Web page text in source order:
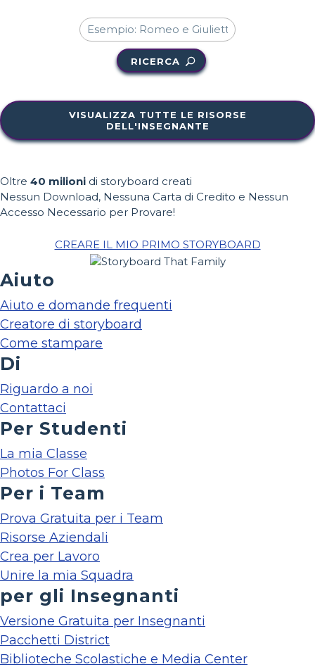
RICERCA
VISUALIZZA TUTTE LE RISORSE
DELL'INSEGNANTE
Oltre 40 milioni di storyboard creati
Nessun Download, Nessuna Carta di Credito e Nessun
Accesso Necessario per Provare!
CREARE IL MIO PRIMO STORYBOARD
Aiuto
Aiuto e domande frequenti
Creatore di storyboard
Come stampare
Di
Riguardo a noi
Contattaci
Per Studenti
La mia Classe
Photos For Class
Per i Team
Prova Gratuita per i Team
Risorse Aziendali
Crea per Lavoro
Unire la mia Squadra
per gli Insegnanti
Versione Gratuita per Insegnanti
Pacchetti District
Biblioteche Scolastiche e Media Center